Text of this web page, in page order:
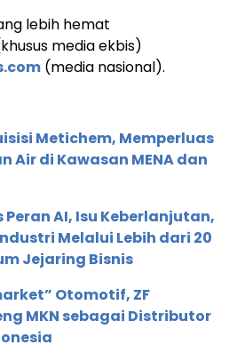
lebih hemat
media ekbis)
(media nasional).
Metichem, Memperluas
Air di Kawasan MENA dan
Peran AI, Isu Keberlanjutan,
Melalui Lebih dari 20
Jejaring Bisnis
Otomotif, ZF
MKN sebagai Distributor